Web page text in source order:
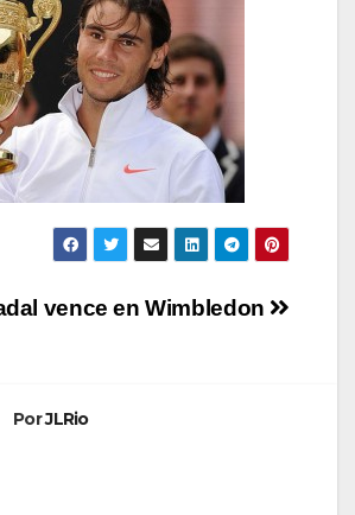
vence en Wimbledon
PorJLRio